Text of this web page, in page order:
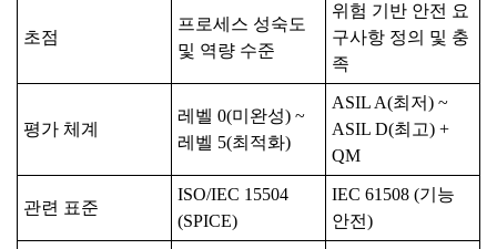
초점
프로세스 성숙도
및 역량 수준
위험 기반 안전 요
구사항 정의 및 충
족
평가 체계
레벨 0(미완성) ~
레벨 5(최적화)
ASIL A(최저) ~
ASIL D(최고) +
QM
관련 표준
ISO/IEC 15504
(SPICE)
IEC 61508 (기능
안전)